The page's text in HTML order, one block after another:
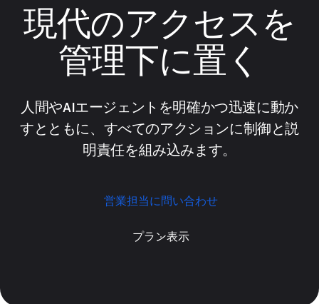
現代のアクセスを
管理下に置く
人間やAIエージェントを明確かつ迅速に動か
すとともに、すべてのアクションに制御と説
明責任を組み込みます。
営業担当に問い合わせ
プラン表示